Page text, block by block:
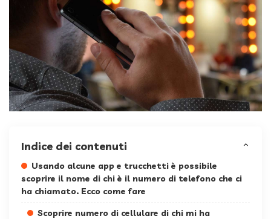
Indice dei contenuti
Usando alcune app e trucchetti è possibile
scoprire il nome di chi è il numero di telefono che ci
ha chiamato. Ecco come fare
Scoprire numero di cellulare di chi mi ha